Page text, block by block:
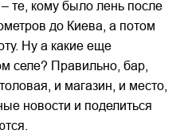
те, кому было лень после
до Киева, а потом
Ну а какие еще
селе? Правильно, бар,
и магазин, и место,
новости и поделиться